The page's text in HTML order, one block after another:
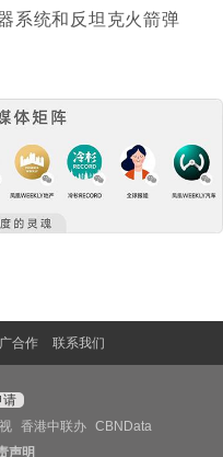
系统和反坦克火箭弹
合作 联系我们
请
香港中联办
CBNData
声明